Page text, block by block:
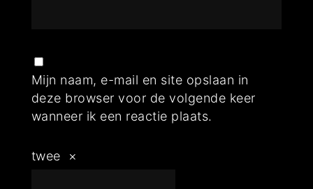
Mijn naam, e-mail en site opslaan in
deze browser voor de volgende keer
wanneer ik een reactie plaats.
twee ×